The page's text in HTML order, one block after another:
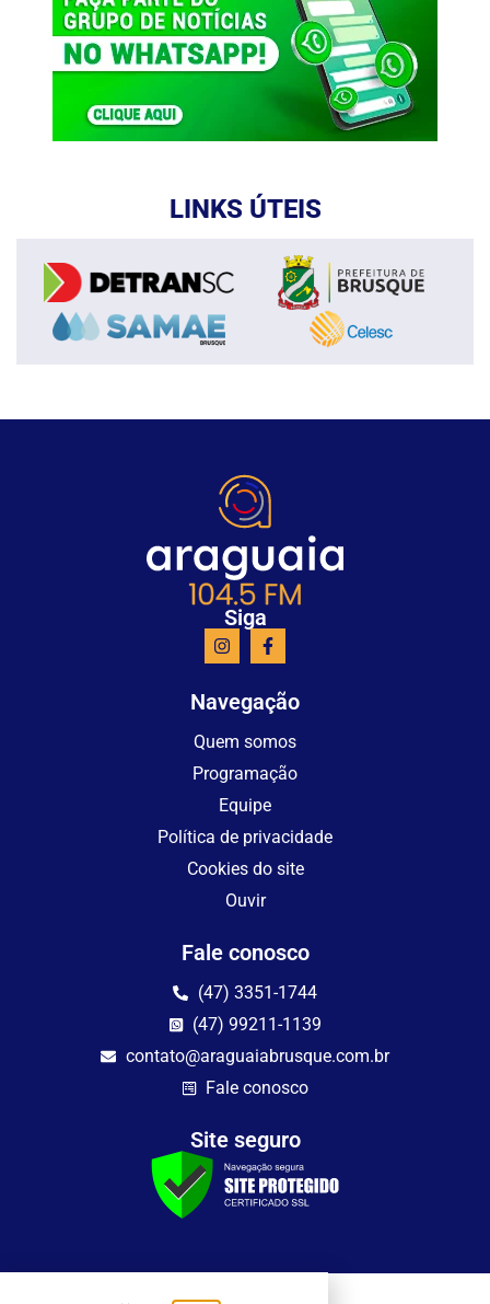
LINKS ÚTEIS
Siga
Navegação
Quem somos
Programação
Equipe
Política de privacidade
Cookies do site
Ouvir
Fale conosco
(47) 3351-1744
(47) 99211-1139
contato@araguaiabrusque.com.br
Fale conosco
Site seguro